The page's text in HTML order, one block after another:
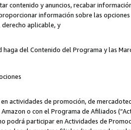
contenido y anuncios, recabar
información sobre las
derecho aplicable, y
haga del Contenido del Programa y las
actividades de promoción, de
o con el Programa de Afiliados
podrá participar en Actividades de